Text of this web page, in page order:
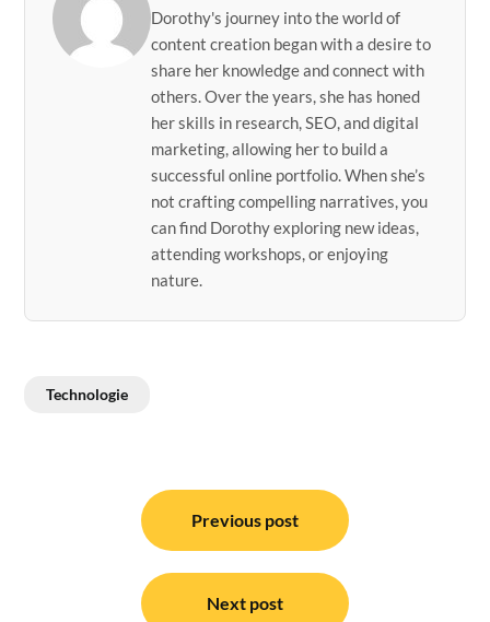
Dorothy's journey into the world of
content creation began with a desire to
share her knowledge and connect with
others. Over the years, she has honed
her skills in research, SEO, and digital
marketing, allowing her to build a
successful online portfolio. When she’s
not crafting compelling narratives, you
can find Dorothy exploring new ideas,
attending workshops, or enjoying
nature.
Technologie
navigation
Previous post
Next post